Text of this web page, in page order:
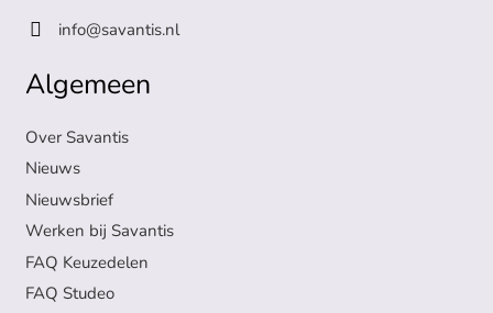
info@savantis.nl
Algemeen
Over Savantis
Nieuws
Nieuwsbrief
Werken bij Savantis
FAQ Keuzedelen
FAQ Studeo